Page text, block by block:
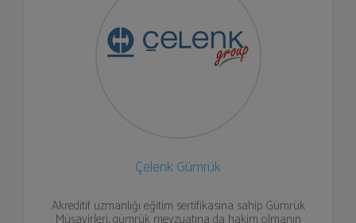
Çelenk Gümrük
Akreditif uzmanlığı eğitim sertifikasına sahip Gümrük